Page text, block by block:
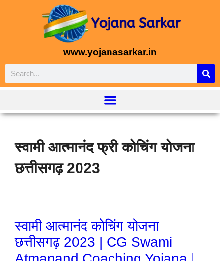
www.yojanasarkar.in
स्वामी आत्मानंद फ्री कोचिंग योजना
छत्तीसगढ़ 2023
स्वामी आत्मानंद कोचिंग योजना
छत्तीसगढ़ 2023 | CG Swami